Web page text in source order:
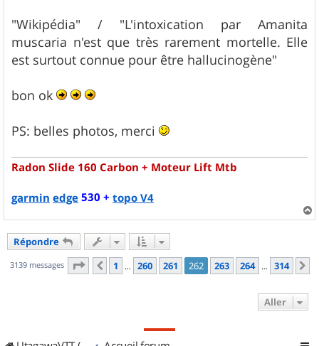
"Wikipédia" / "L'intoxication par Amanita
muscaria n'est que très rarement mortelle. Elle
est surtout connue pour être hallucinogène"
bon ok
PS: belles photos, merci
Radon Slide 160 Carbon + Moteur Lift Mtb
garmin edge530 + topo V4
a
Répondre
3139 messages Page 262 sur314
Précédent
1 … 260 261 262 263 264 … 314
Aller